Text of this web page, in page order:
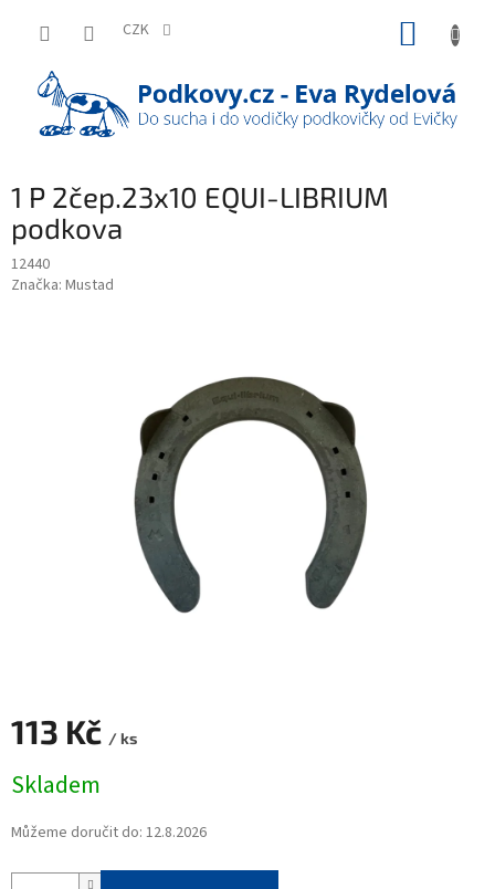
CZK
1 P 2čep.23x10 EQUI-LIBRIUM
podkova
12440
Značka: Mustad
113 Kč / ks
cena:
Skladem
Můžeme doručit do: 12.8.2026